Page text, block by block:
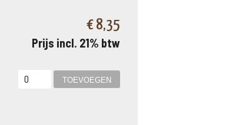
€ 8,35
Prijs incl. 21% btw